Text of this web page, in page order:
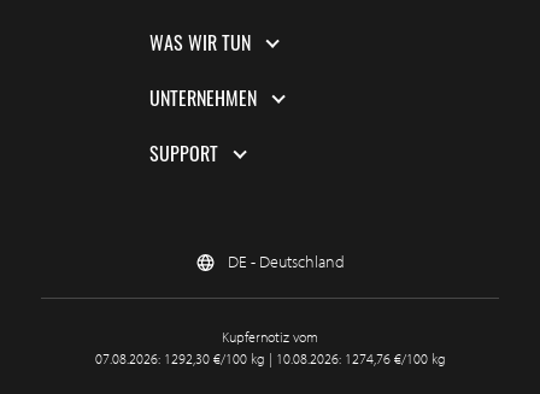
WAS WIR TUN
UNTERNEHMEN
SUPPORT
DE - Deutschland
Kupfernotiz vom
07.08.2026: 1292,30 €/100 kg | 10.08.2026: 1274,76 €/100 kg